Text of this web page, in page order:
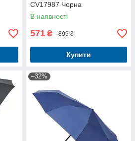
CV17987 Чорна
В наявності
571 ₴ 899 ₴
Купити
–32%